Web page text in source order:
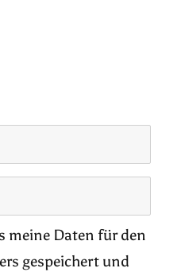
meine Daten für den
gespeichert und